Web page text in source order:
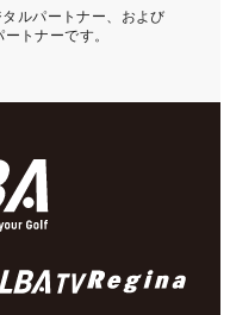
ルパートナー、および
トナーです。